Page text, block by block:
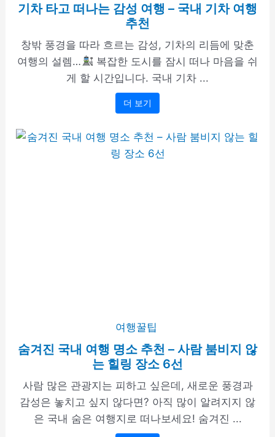
기차 타고 떠나는 감성 여행 – 국내 기차 여행
추천
창밖 풍경을 따라 흐르는 감성, 기차의 리듬에 맞춘
여행의 설렘…
복잡한 도시를 잠시 떠나 마음을 쉬
게 할 시간입니다. 국내 기차 ...
더 보기
여행꿀팁
숨겨진 국내 여행 명소 추천 – 사람 붐비지 않
는 힐링 장소 6선
사람 많은 관광지는 피하고 싶은데, 새로운 풍경과
감성은 놓치고 싶지 않다면? 아직 많이 알려지지 않
은 국내 숨은 여행지로 떠나보세요! 숨겨진 ...